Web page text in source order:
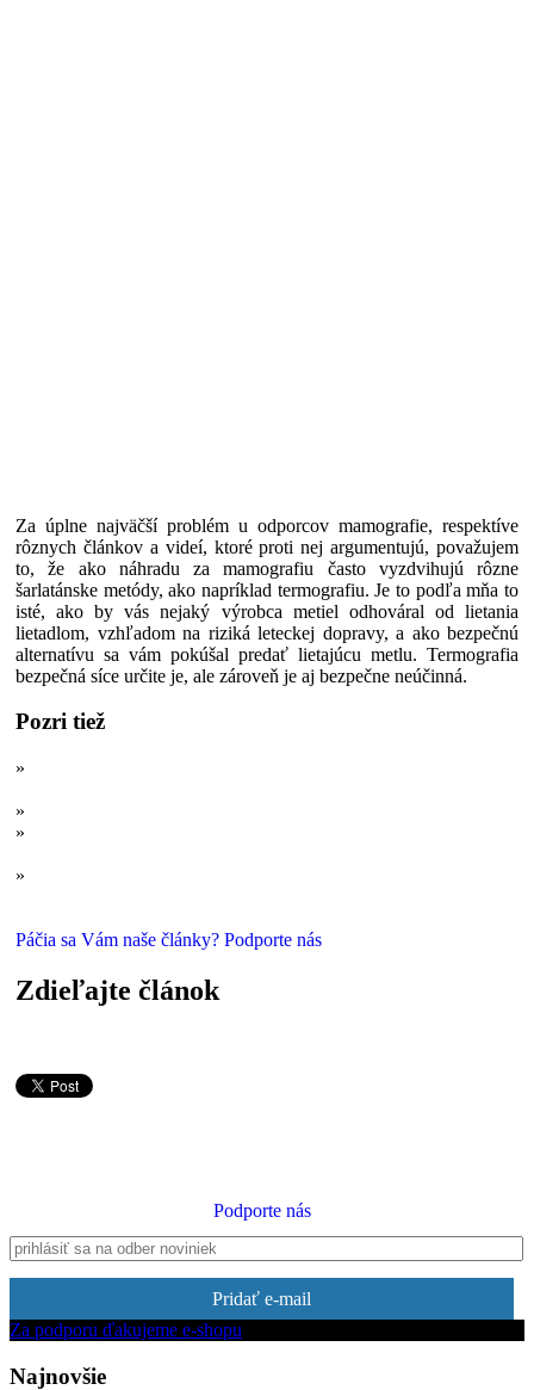
Za úplne najväčší problém u odporcov mamografie, respektíve
rôznych článkov a videí, ktoré proti nej argumentujú, považujem
to, že ako náhradu za mamografiu často vyzdvihujú rôzne
šarlatánske metódy, ako napríklad termografiu. Je to podľa mňa to
isté, ako by vás nejaký výrobca metiel odhováral od lietania
lietadlom, vzhľadom na riziká leteckej dopravy, a ako bezpečnú
alternatívu sa vám pokúšal predať lietajúcu metlu. Termografia
bezpečná síce určite je, ale zároveň je aj bezpečne neúčinná.
Pozri tiež
»
»
»
»
Páčia sa Vám naše články? Podporte nás
Zdieľajte článok
Podporte nás
Pridať e-mail
Za podporu ďakujeme e-shopu
Najnovšie